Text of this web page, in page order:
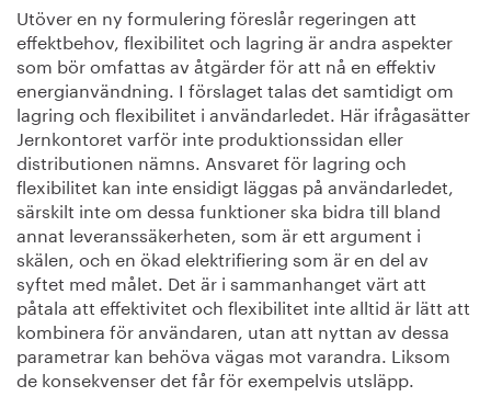
Utöver en ny formulering föreslår regeringen att
effektbehov, flexibilitet och lagring är andra aspekter
som bör omfattas av åtgärder för att nå en effektiv
energianvändning. I förslaget talas det samtidigt om
lagring och flexibilitet i användarledet. Här ifrågasätter
Jernkontoret varför inte produktionssidan eller
distributionen nämns. Ansvaret för lagring och
flexibilitet kan inte ensidigt läggas på användarledet,
särskilt inte om dessa funktioner ska bidra till bland
annat leveranssäkerheten, som är ett argument i
skälen, och en ökad elektrifiering som är en del av
syftet med målet. Det är i sammanhanget värt att
påtala att effektivitet och flexibilitet inte alltid är lätt att
kombinera för användaren, utan att nyttan av dessa
parametrar kan behöva vägas mot varandra. Liksom
de konsekvenser det får för exempelvis utsläpp.